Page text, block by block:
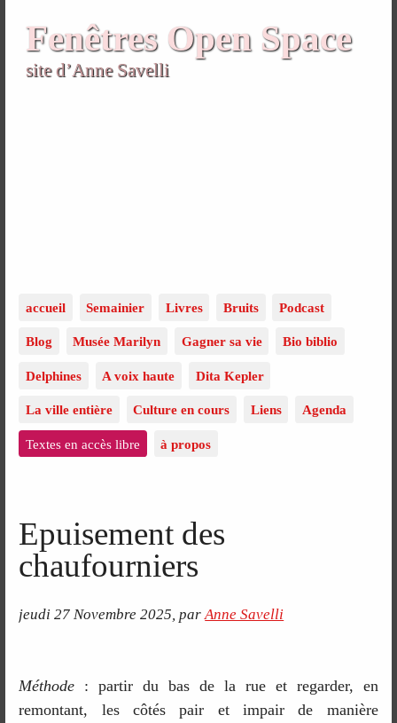
Fenêtres Open Space
site d’Anne Savelli
accueil Semainier Livres Bruits Podcast
Blog Musée Marilyn Gagner sa vie Bio biblio
Delphines A voix haute Dita Kepler
La ville entière Culture en cours Liens Agenda
Textes en accès libre à propos
Epuisement des
chaufourniers
jeudi 27 Novembre 2025 parAnne Savelli
Méthode : partir du bas de la rue et regarder, en
remontant, les côtés pair et impair de manière